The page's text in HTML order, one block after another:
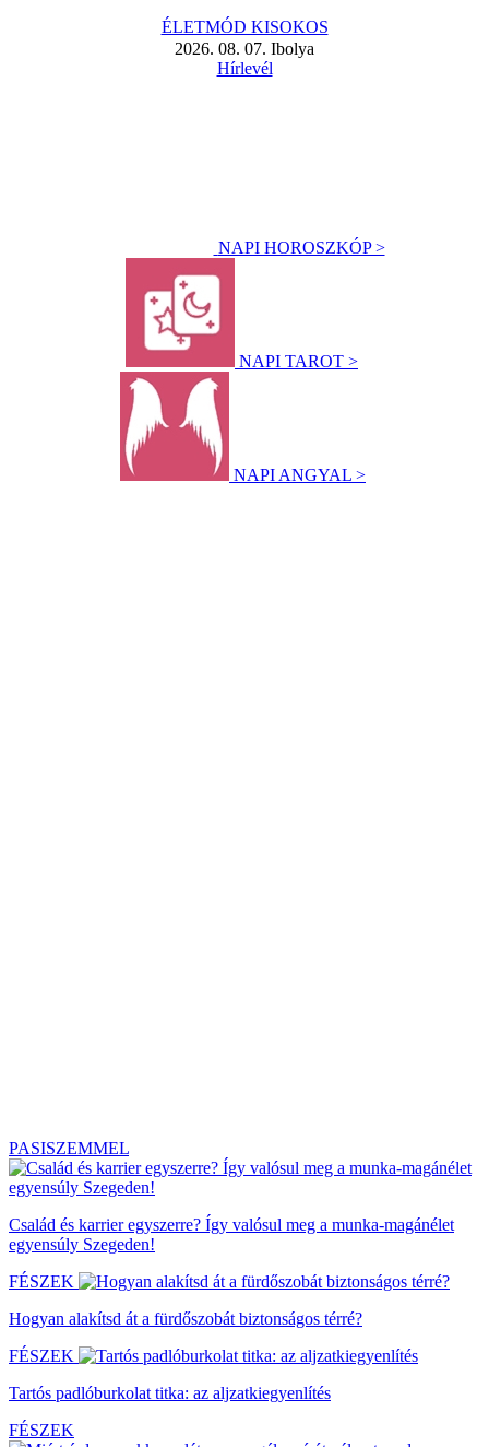
ÉLETMÓD KISOKOS
2026. 08. 07. Ibolya
Hírlevél
NAPI HOROSZKÓP >
NAPI TAROT >
NAPI ANGYAL >
PASISZEMMEL
Család és karrier egyszerre? Így valósul meg a munka-magánélet
egyensúly Szegeden!
FÉSZEK
Hogyan alakítsd át a fürdőszobát biztonságos térré?
FÉSZEK
Tartós padlóburkolat titka: az aljzatkiegyenlítés
FÉSZEK